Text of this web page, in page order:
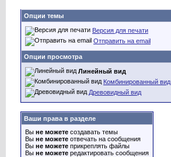
Опции темы
Версия для печати
Отправить на email
Опции просмотра
Линейный вид
Комбинированный вид
Древовидный вид
Ваши права в разделе
Вы не можете создавать темы
Вы не можете отвечать на сообщения
Вы не можете прикреплять файлы
Вы не можете редактировать сообщения